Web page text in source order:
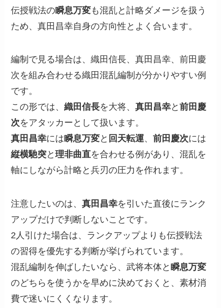
伝授戦法の瞬息万変も混乱と計略ダメージを扱う
ため、真田昌幸自身の方向性とよく合います。
編制で見る場合は、織田信長、真田昌幸、前田慶
次を組み合わせる織田混乱編制が分かりやすい例
です。
この形では、織田信長を大将、真田昌幸と前田慶
次をアタッカーとして扱います。
真田昌幸には瞬息万変と 回天転運、前田慶次には
縦横馳突と理非曲直を合わせる例があり、混乱を
軸にしながら計略と兵刃の圧力を作れます。
注意したいのは、真田昌幸を引いた直後にランク
アップだけで判断しないことです。
2人引けた場合は、ランクアップよりも伝授戦法
の習得を優先する判断が挙げられています。
混乱編制を伸ばしたいなら、武将本体と 瞬息万変
のどちらを使うかを早めに決めておくと、素材消
費で迷いにくくなります。